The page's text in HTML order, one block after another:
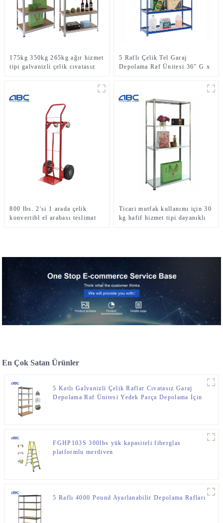
175kg 350kg 265kg ağır hizmet
tipi galvanizli çelik cıvatasız
5 Raflı Çelik Tel Garaj
Depolama Raf Ünitesi 36″ G x
800 lbs. 2'si 1 arada çelik
konvertibl el arabası teslimat
Ticari mutfak kullanımı için 30
kg hafif hizmet tipi dayanıklı
En Çok Satan Ürünler
5 Katlı Galvanizli Çelik Raflar Cıvatasız Garaj
Depolama Raf Ünitesi Yedek Parça Depolama İçin
FGHP103S 300lbs yük kapasiteli fiberglas
platformlu merdiven
5 Raflı 4000 Pound Ayarlanabilir Depolama Rafları